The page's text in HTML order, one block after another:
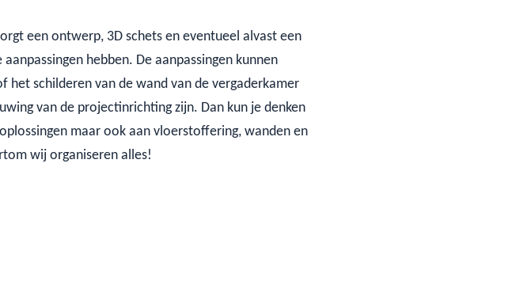
een ontwerp, 3D schets en eventueel alvast een
hebben. De aanpassingen kunnen
schilderen van de wand van de vergaderkamer
van de projectinrichting zijn. Dan kun je denken
maar ook aan vloerstoffering, wanden en
wij organiseren alles!